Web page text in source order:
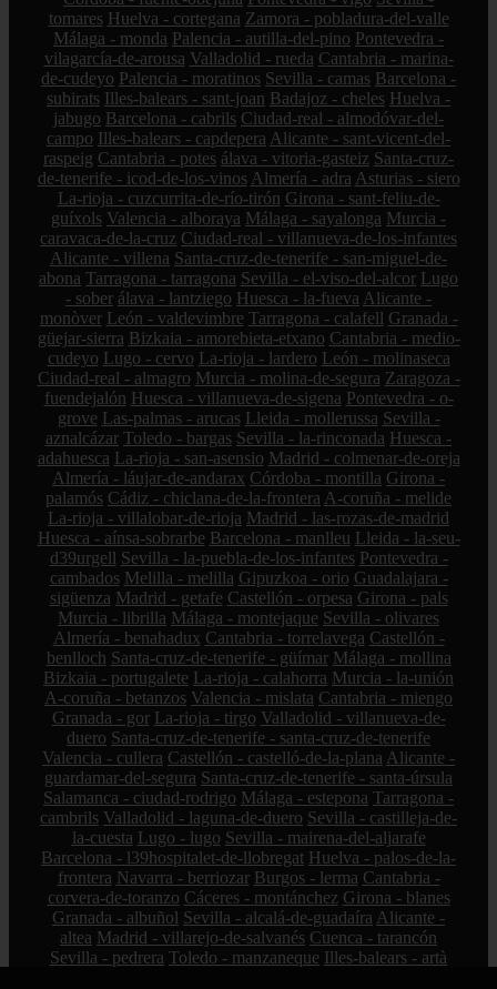
tomares Huelva - cortegana Zamora - pobladura-del-valle
Málaga - monda Palencia - autilla-del-pino Pontevedra -
vilagarcía-de-arousa Valladolid - rueda Cantabria - marina-
de-cudeyo Palencia - moratinos Sevilla - camas Barcelona -
subirats Illes-balears - sant-joan Badajoz - cheles Huelva -
jabugo Barcelona - cabrils Ciudad-real - almodóvar-del-
campo Illes-balears - capdepera Alicante - sant-vicent-del-
raspeig Cantabria - potes álava - vitoria-gasteiz Santa-cruz-
de-tenerife - icod-de-los-vinos Almería - adra Asturias - siero
La-rioja - cuzcurrita-de-río-tirón Girona - sant-feliu-de-
guíxols Valencia - alboraya Málaga - sayalonga Murcia -
caravaca-de-la-cruz Ciudad-real - villanueva-de-los-infantes
Alicante - villena Santa-cruz-de-tenerife - san-miguel-de-
abona Tarragona - tarragona Sevilla - el-viso-del-alcor Lugo
- sober álava - lantziego Huesca - la-fueva Alicante -
monòver León - valdevimbre Tarragona - calafell Granada -
güejar-sierra Bizkaia - amorebieta-etxano Cantabria - medio-
cudeyo Lugo - cervo La-rioja - lardero León - molinaseca
Ciudad-real - almagro Murcia - molina-de-segura Zaragoza -
fuendejalón Huesca - villanueva-de-sigena Pontevedra - o-
grove Las-palmas - arucas Lleida - mollerussa Sevilla -
aznalcázar Toledo - bargas Sevilla - la-rinconada Huesca -
adahuesca La-rioja - san-asensio Madrid - colmenar-de-oreja
Almería - láujar-de-andarax Córdoba - montilla Girona -
palamós Cádiz - chiclana-de-la-frontera A-coruña - melide
La-rioja - villalobar-de-rioja Madrid - las-rozas-de-madrid
Huesca - aínsa-sobrarbe Barcelona - manlleu Lleida - la-seu-
d39urgell Sevilla - la-puebla-de-los-infantes Pontevedra -
cambados Melilla - melilla Gipuzkoa - orio Guadalajara -
sigüenza Madrid - getafe Castellón - orpesa Girona - pals
Murcia - librilla Málaga - montejaque Sevilla - olivares
Almería - benahadux Cantabria - torrelavega Castellón -
benlloch Santa-cruz-de-tenerife - güímar Málaga - mollina
Bizkaia - portugalete La-rioja - calahorra Murcia - la-unión
A-coruña - betanzos Valencia - mislata Cantabria - miengo
Granada - gor La-rioja - tirgo Valladolid - villanueva-de-
duero Santa-cruz-de-tenerife - santa-cruz-de-tenerife
Valencia - cullera Castellón - castelló-de-la-plana Alicante -
guardamar-del-segura Santa-cruz-de-tenerife - santa-úrsula
Salamanca - ciudad-rodrigo Málaga - estepona Tarragona -
cambrils Valladolid - laguna-de-duero Sevilla - castilleja-de-
la-cuesta Lugo - lugo Sevilla - mairena-del-aljarafe
Barcelona - l39hospitalet-de-llobregat Huelva - palos-de-la-
frontera Navarra - berriozar Burgos - lerma Cantabria -
corvera-de-toranzo Cáceres - montánchez Girona - blanes
Granada - albuñol Sevilla - alcalá-de-guadaíra Alicante -
altea Madrid - villarejo-de-salvanés Cuenca - tarancón
Sevilla - pedrera Toledo - manzaneque Illes-balears - artà